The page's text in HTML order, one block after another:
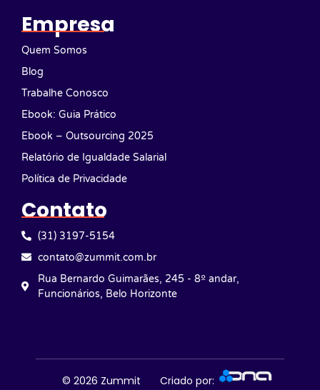
Empresa
Quem Somos
Blog
Trabalhe Conosco
Ebook: Guia Prático
Ebook – Outsourcing 2025
Relatório de Igualdade Salarial
Política de Privacidade
Contato
(31) 3197-5154
contato@zummit.com.br
Rua Bernardo Guimarães, 245 - 8º andar,
Funcionários, Belo Horizonte
© 2026 Zummit
Criado por: